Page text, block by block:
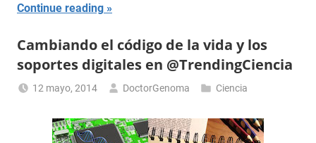
Continue reading
Cambiando el código de la vida y los
soportes digitales en @TrendingCiencia
12 mayo, 2014 DoctorGenoma Ciencia